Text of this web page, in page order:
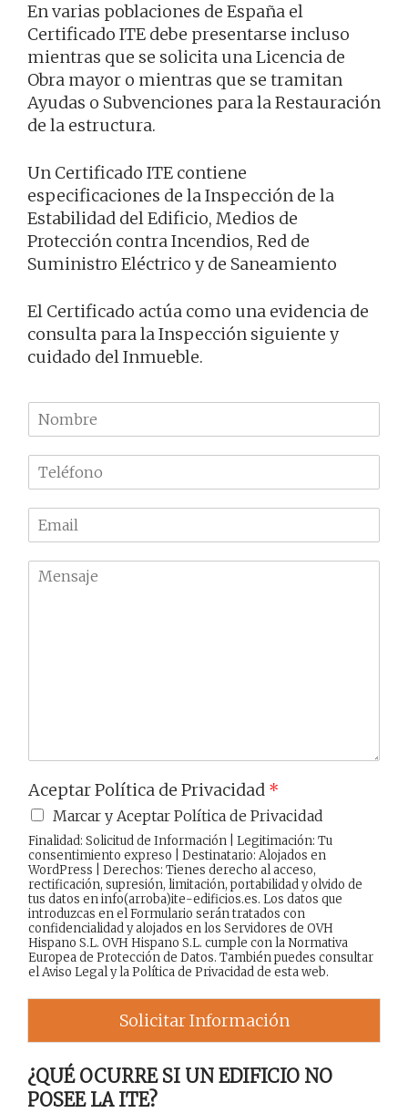
En varias poblaciones de España el
Certificado ITE debe presentarse incluso
mientras que se solicita una Licencia de
Obra mayor o mientras que se tramitan
Ayudas o Subvenciones para la Restauración
de la estructura.
Un Certificado ITE contiene
especificaciones de la Inspección de la
Estabilidad del Edificio, Medios de
Protección contra Incendios, Red de
Suministro Eléctrico y de Saneamiento
El Certificado actúa como una evidencia de
consulta para la Inspección siguiente y
cuidado del Inmueble.
N
o
m
r
e
l
f
m
a
M
Aceptar Política de Privacidad *
Marcar y Aceptar Política de Privacidad
Finalidad: Solicitud de Información | Legitimación: Tu
consentimiento expreso | Destinatario: Alojados en
WordPress | Derechos: Tienes derecho al acceso,
rectificación, supresión, limitación, portabilidad y olvido de
tus datos en info(arroba)ite-edificios.es. Los datos que
introduzcas en el Formulario serán tratados con
confidencialidad y alojados en los Servidores de OVH
Hispano S.L. OVH Hispano S.L. cumple con la Normativa
Europea de Protección de Datos. También puedes consultar
elAviso Legaly laPolítica de Privacidadde esta web.
Solicitar Información
¿QUÉ OCURRE SI UN EDIFICIO NO
POSEE LA ITE?